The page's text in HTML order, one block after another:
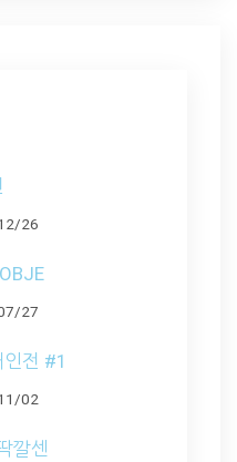
26
27
전 #1
02
깔센